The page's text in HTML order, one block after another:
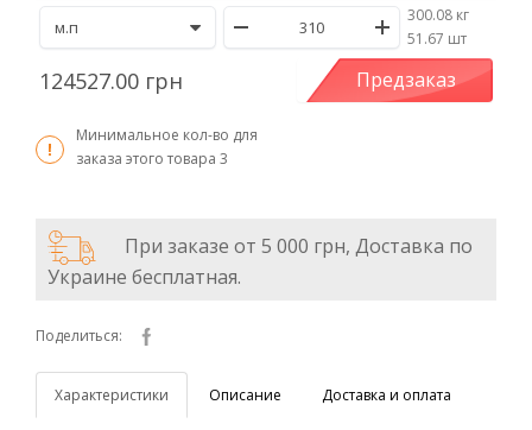
300.08 кг
/51.67 шт
124527.00 грн Предзаказ
Минимальное кол-во для
заказа этого товара 3
При заказе от 5 000 грн, Доставка по
Украине бесплатная.
Поделиться:
Характеристики Описание Доставка и оплата